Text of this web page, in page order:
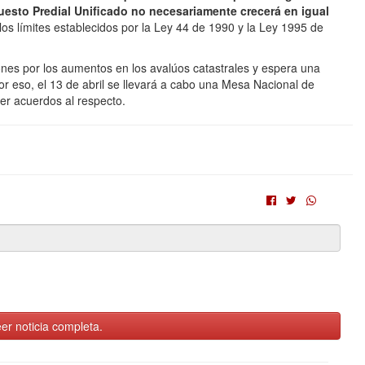
Predial Unificado no necesariamente crecerá en igual
límites establecidos por la Ley 44 de 1990 y la Ley 1995 de
por los aumentos en los avalúos catastrales y espera una
eso, el 13 de abril se llevará a cabo una Mesa Nacional de
acuerdos al respecto.
noticia completa.